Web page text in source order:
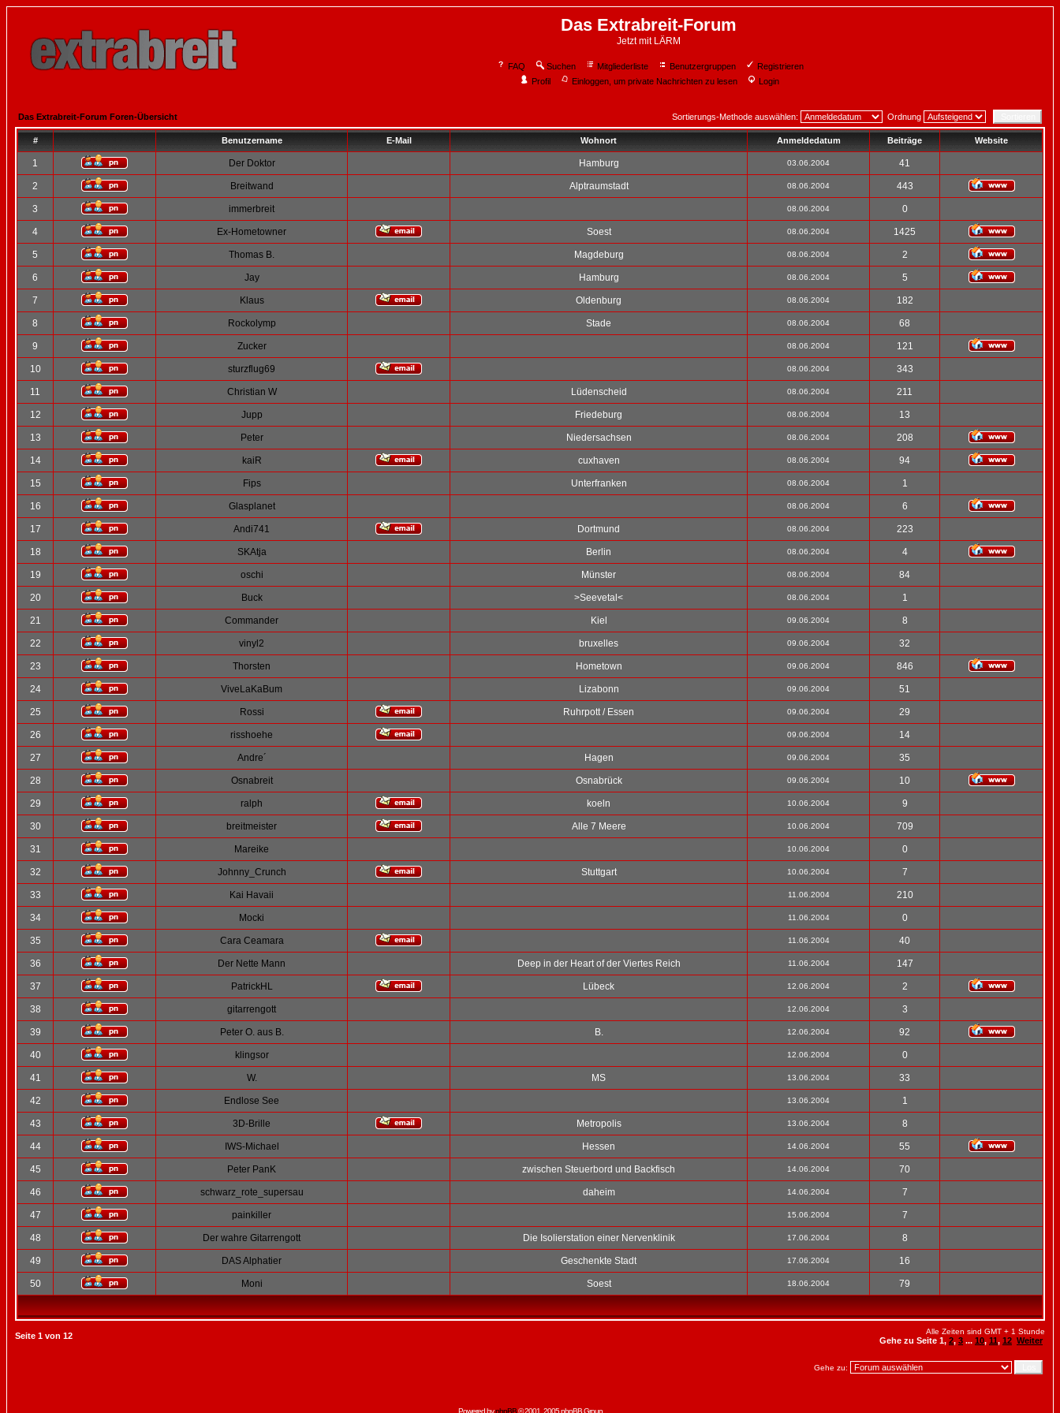
Das Extrabreit-Forum
Jetzt mit LÄRM
FAQ Suchen Mitgliederliste Benutzergruppen
Registrieren
Profil
Einloggen, um private Nachrichten zu lesen Login
Das Extrabreit-Forum Foren-Übersicht Sortierungs-Methode auswählen: Ordnung
# Benutzername E-Mail Wohnort Anmeldedatum Beiträge Website
1 Der Doktor Hamburg 03.06.2004 41
2 Breitwand Alptraumstadt 08.06.2004 443
3 immerbreit 08.06.2004 0
4 Ex-Hometowner Soest 08.06.2004 1425
5 Thomas B. Magdeburg 08.06.2004 2
6 Jay Hamburg 08.06.2004 5
7 Klaus Oldenburg 08.06.2004 182
8 Rockolymp Stade 08.06.2004 68
9 Zucker 08.06.2004 121
10 sturzflug69 08.06.2004 343
11 Christian W Lüdenscheid 08.06.2004 211
12 Jupp Friedeburg 08.06.2004 13
13 Peter Niedersachsen 08.06.2004 208
14 kaiR cuxhaven 08.06.2004 94
15 Fips Unterfranken 08.06.2004 1
16 Glasplanet 08.06.2004 6
17 Andi741 Dortmund 08.06.2004 223
18 SKAtja Berlin 08.06.2004 4
19 oschi Münster 08.06.2004 84
20 Buck >Seevetal< 08.06.2004 1
21 Commander Kiel 09.06.2004 8
22 vinyl2 bruxelles 09.06.2004 32
23 Thorsten Hometown 09.06.2004 846
24 ViveLaKaBum Lizabonn 09.06.2004 51
25 Rossi Ruhrpott / Essen 09.06.2004 29
26 risshoehe 09.06.2004 14
27 Andre´ Hagen 09.06.2004 35
28 Osnabreit Osnabrück 09.06.2004 10
29 ralph koeln 10.06.2004 9
30 breitmeister Alle 7 Meere 10.06.2004 709
31 Mareike 10.06.2004 0
32 Johnny_Crunch Stuttgart 10.06.2004 7
33 Kai Havaii 11.06.2004 210
34 Mocki 11.06.2004 0
35 Cara Ceamara 11.06.2004 40
36 Der Nette Mann Deep in der Heart of der Viertes Reich 11.06.2004 147
37 PatrickHL Lübeck 12.06.2004 2
38 gitarrengott 12.06.2004 3
39 Peter O. aus B. B. 12.06.2004 92
40 klingsor 12.06.2004 0
41 W. MS 13.06.2004 33
42 Endlose See 13.06.2004 1
43 3D-Brille Metropolis 13.06.2004 8
44 IWS-Michael Hessen 14.06.2004 55
45 Peter PanK zwischen Steuerbord und Backfisch 14.06.2004 70
46 schwarz_rote_supersau daheim 14.06.2004 7
47 painkiller 15.06.2004 7
48 Der wahre Gitarrengott Die Isolierstation einer Nervenklinik 17.06.2004 8
49 DAS Alphatier Geschenkte Stadt 17.06.2004 16
50 Moni Soest 18.06.2004 79
Seite 1 von 12 Alle Zeiten sind GMT + 1 Stunde
Gehe zu Seite 1, 2, 3 ... 10, 11, 12 Weiter
Gehe zu:
Powered byphpBB© 2001, 2005 phpBB Group